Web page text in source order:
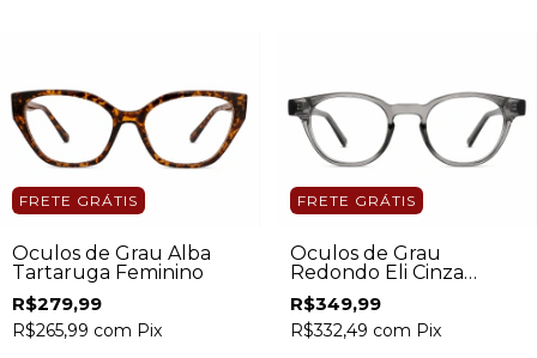
FRETE GRÁTIS
Óculos de Grau Alba
Tartaruga Feminino
R$279,99
R$265,99 com Pix
FRETE GRÁTIS
Óculos de Grau
Redondo Eli Cinza
Masculino
R$349,99
R$332,49 com Pix